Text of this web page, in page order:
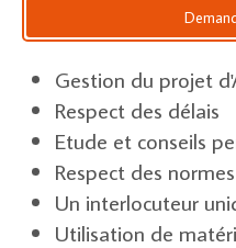
Gestion du projet
Respect des délais
Etude et conseils
Respect des
Un interlocuteur
Utilisation de